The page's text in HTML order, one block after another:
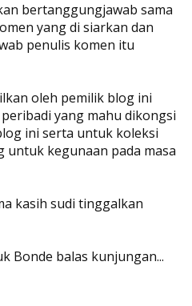
bertanggungjawab sama
yang di siarkan dan
penulis komen itu
oleh pemilik blog ini
yang mahu dikongsi
ini serta untuk koleksi
kegunaan pada masa
kasih sudi tinggalkan
Bonde balas kunjungan...